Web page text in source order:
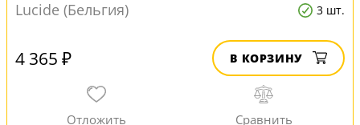
Lucide (Бельгия)
3 шт.
4 365 ₽ В КОРЗИНУ